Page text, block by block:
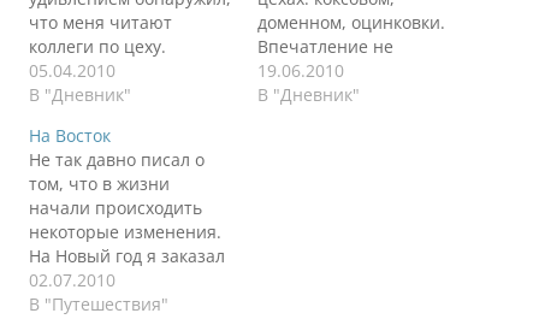
что меня читают
коллеги по цеху.
Приятно. Привет,
коллеги (тут я помахал
вяленой рыбкой в ней)!
Мне правда приятно.
Жизнь закрутилась
словно волчок, который
вот-вот только начал
свой изящный путь, но
вскоре устанет
наклонится присесть и
05.04.2010
В "Дневник"
доменном, оцинковки.
Впечатление не
передать словами. Это
надо видеть. Очень
19.06.2010
В "Дневник"
На Восток
Не так давно писал о
том, что в жизни
начали происходить
некоторые изменения.
На Новый год я заказал
Деду Морозу пару
желаний, даже тройку.
02.07.2010
В "Путешествия"